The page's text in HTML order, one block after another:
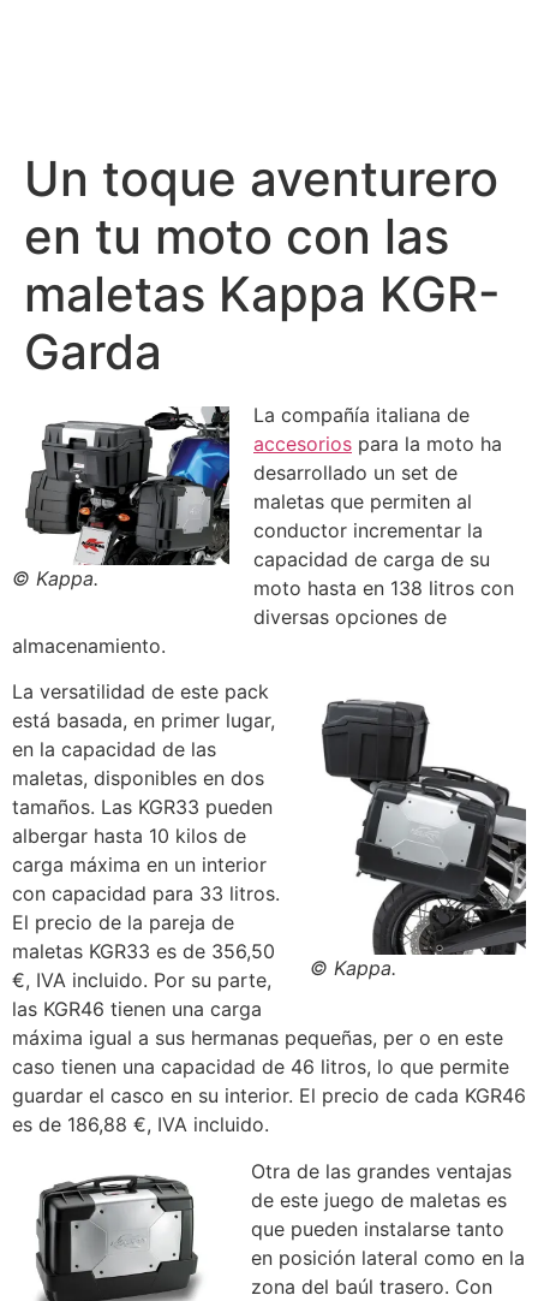
Un toque aventurero
en tu moto con las
maletas Kappa KGR-
Garda
© Kappa.
La compañía italiana de
accesorios para la moto ha
desarrollado un set de
maletas que permiten al
conductor incrementar la
capacidad de carga de su
moto hasta en 138 litros con
diversas opciones de
almacenamiento.
© Kappa.
La versatilidad de este pack
está basada, en primer lugar,
en la capacidad de las
maletas, disponibles en dos
tamaños. Las KGR33 pueden
albergar hasta 10 kilos de
carga máxima en un interior
con capacidad para 33 litros.
El precio de la pareja de
maletas KGR33 es de 356,50
€, IVA incluido. Por su parte,
las KGR46 tienen una carga
máxima igual a sus hermanas pequeñas, per o en este
caso tienen una capacidad de 46 litros, lo que permite
guardar el casco en su interior. El precio de cada KGR46
es de 186,88 €, IVA incluido.
Otra de las grandes ventajas
de este juego de maletas es
que pueden instalarse tanto
en posición lateral como en la
zona del baúl trasero. Con